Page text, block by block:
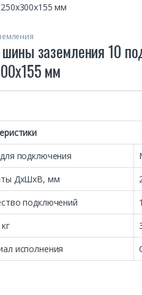
мм
заземления 10
мм
подключения
ДхШхВ, мм
подключений
исполнения